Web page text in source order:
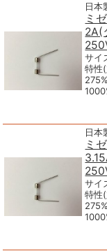
日本
ミ
2A(
サイ
特性
日本
ミ
サイ
特性